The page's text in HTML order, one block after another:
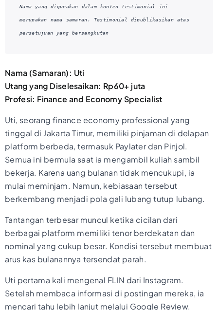
Nama yang digunakan dalam konten testimonial ini
merupakan nama samaran. Testimonial dipublikasikan atas
persetujuan yang bersangkutan
Nama (Samaran): Uti
Utang yang Diselesaikan: Rp60+ juta
Profesi: Finance and Economy Specialist
Uti, seorang finance economy professional yang
tinggal di Jakarta Timur, memiliki pinjaman di delapan
platform berbeda, termasuk Paylater dan Pinjol.
Semua ini bermula saat ia mengambil kuliah sambil
bekerja. Karena uang bulanan tidak mencukupi, ia
mulai meminjam. Namun, kebiasaan tersebut
berkembang menjadi pola gali lubang tutup lubang.
Tantangan terbesar muncul ketika cicilan dari
berbagai platform memiliki tenor berdekatan dan
nominal yang cukup besar. Kondisi tersebut membuat
arus kas bulanannya tersendat parah.
Uti pertama kali mengenal FLIN dari Instagram.
Setelah membaca informasi di postingan mereka, ia
mencari tahu lebih lanjut melalui Google Review.